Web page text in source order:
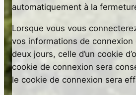
automatiquement à la
Lorsque vous vous
vos informations de connexion
deux jours, celle d’un cookie
cookie de connexion sera
le cookie de connexion sera